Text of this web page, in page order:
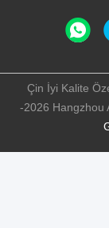
Çin İyi Kalite
-2026 Hangzhou